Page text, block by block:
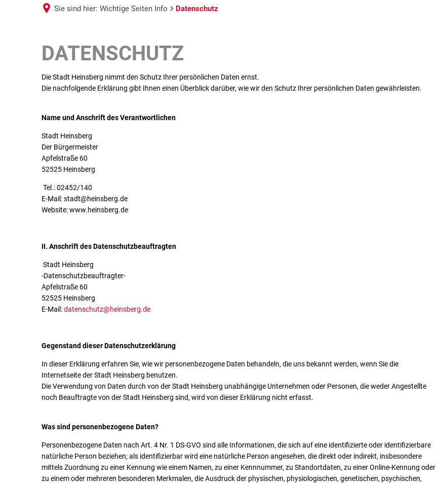
Sie sind hier: Wichtige Seiten Info Datenschutz
Datenschutz
DATENSCHUTZ
Die Stadt Heinsberg nimmt den Schutz Ihrer persönlichen Daten ernst.
Die nachfolgende Erklärung gibt Ihnen einen Überblick darüber, wie wir den Schutz Ihrer persönlichen Daten gewährleisten.
Name und Anschrift des Verantwortlichen
Stadt Heinsberg
Der Bürgermeister
Apfelstraße 60
52525 Heinsberg
Tel.: 02452/140
E-Mail: stadt@heinsberg.de
Website: www.heinsberg.de
II. Anschrift des Datenschutzbeauftragten
Stadt Heinsberg
-Datenschutzbeauftragter-
Apfelstraße 60
52525 Heinsberg
E-Mail:datenschutz@heinsberg.de
Gegenstand dieser Datenschutzerklärung
In dieser Erklärung erfahren Sie, wie wir personenbezogene Daten behandeln, die uns bekannt werden, wenn Sie die
Internetseite der Stadt Heinsberg benutzen.
Die Verwendung von Daten durch von der Stadt Heinsberg unabhängige Unternehmen oder Personen, die weder Angestellte
noch Beauftragte von der Stadt Heinsberg sind, wird von dieser Erklärung nicht erfasst.
Was sind personenbezogene Daten?
Personenbezogene Daten nach Art. 4 Nr. 1 DS-GVO sind alle Informationen, die sich auf eine identifizierte oder identifizierbare
natürliche Person beziehen; als identifizierbar wird eine natürliche Person angesehen, die direkt oder indirekt, insbesondere
mittels Zuordnung zu einer Kennung wie einem Namen, zu einer Kennnummer, zu Standortdaten, zu einer Online-Kennung oder
zu einem oder mehreren besonderen Merkmalen, die Ausdruck der physischen, physiologischen, genetischen, psychischen,